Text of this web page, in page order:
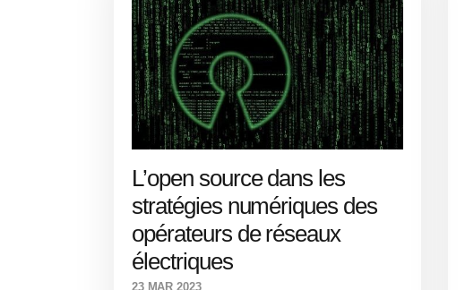
L’open source dans les
stratégies numériques des
opérateurs de réseaux
électriques
23 MAR 2023